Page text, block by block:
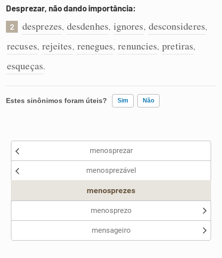
Dicionário
Sinônimos
Desprezar, não dando importância:
2 desprezes, desdenhes, ignores, desconsideres,
recuses, rejeites, renegues, renuncies, pretiras,
esqueças.
Estes sinônimos foram úteis? Sim Não
Nenhum dos sinônimos apresentados me ajudou
menosprezar
menosprezável
menosprezes
menosprezo
mensageiro